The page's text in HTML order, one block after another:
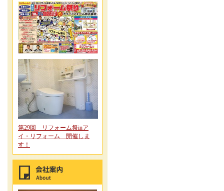
第29回 リフォーム祭inア
イ・リフォーム 開催しま
す！